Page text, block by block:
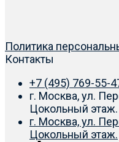
Политика
Контакты
+7 (495) 769-55-
г. Москва, ул.
Цокольный этаж.
г. Москва, ул.
Цокольный этаж.